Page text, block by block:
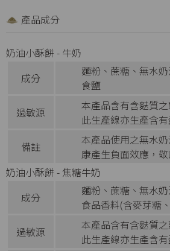
產品成分
奶油小酥餅 - 牛奶
成分
麵粉、蔗糖、無水
食鹽
過敏源
本產品含有含麩質
此生產線亦生產含
備註
本產品使用之無水
康產生負面效應，
奶油小酥餅 - 焦糖牛奶
成分
麵粉、蔗糖、無水
食品香料(含麥芽糖
過敏源
本產品含有含麩質
此生產線亦生產含